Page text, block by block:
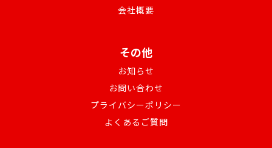
会社概要
その他
お知らせ
お問い合わせ
プライバシーポリシー
よくあるご質問